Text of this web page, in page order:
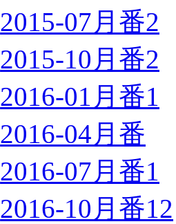
2015-07月番2
2015-10月番2
2016-01月番1
2016-04月番
2016-07月番1
2016-10月番12